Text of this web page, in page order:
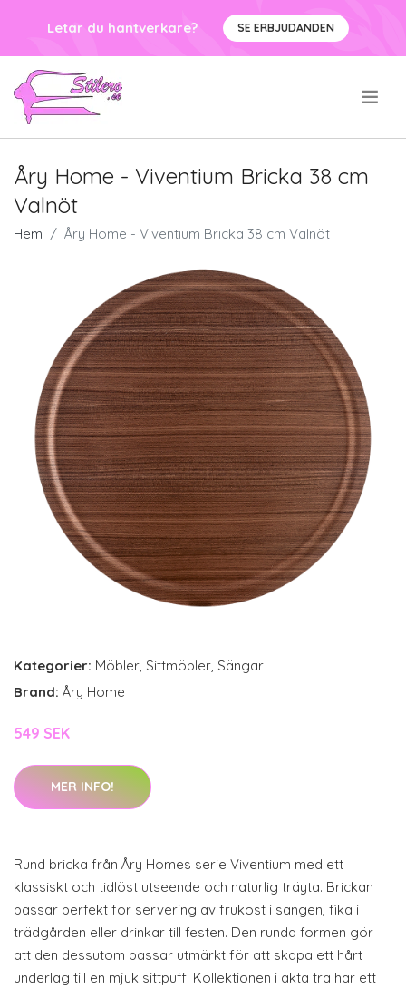
Letar du hantverkare? SE ERBJUDANDEN
Åry Home - Viventium Bricka 38 cm
Valnöt
Hem Åry Home - Viventium Bricka 38 cm Valnöt
Kategorier: Möbler, Sittmöbler, Sängar
Brand: Åry Home
549 SEK
MER INFO!
Rund bricka från Åry Homes serie Viventium med ett
klassiskt och tidlöst utseende och naturlig träyta. Brickan
passar perfekt för servering av frukost i sängen, fika i
trädgården eller drinkar till festen. Den runda formen gör
att den dessutom passar utmärkt för att skapa ett hårt
underlag till en mjuk sittpuff. Kollektionen i äkta trä har ett